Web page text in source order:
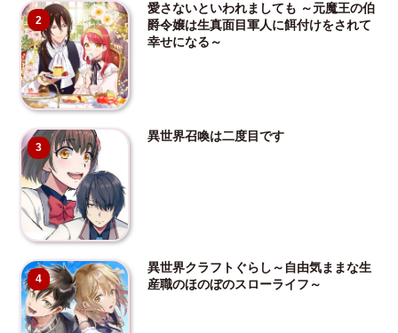
2
愛さないといわれましても ～元魔王の伯
爵令嬢は生真面目軍人に餌付けをされて
幸せになる～
3
異世界召喚は二度目です
4
異世界クラフトぐらし～自由気ままな生
産職のほのぼのスローライフ～